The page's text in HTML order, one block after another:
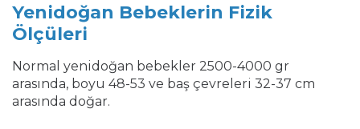
Yenidoğan Bebeklerin Fizik
Ölçüleri
Normal yenidoğan bebekler 2500-4000 gr
arasında, boyu 48-53 ve baş çevreleri 32-37 cm
arasında doğar.